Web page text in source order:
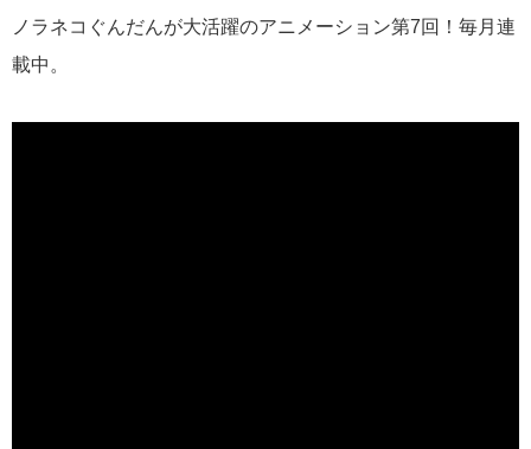
ノラネコぐんだんが大活躍のアニメーション第7回！毎月連
載中。